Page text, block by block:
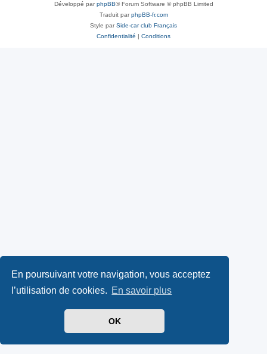
En poursuivant votre navigation, vous acceptez
l’utilisation de cookies. En savoir plus
OK
Développé parphpBB® Forum Software © phpBB Limited
Traduit parphpBB-fr.com
Style parSide-car club Français
Confidentialité | Conditions